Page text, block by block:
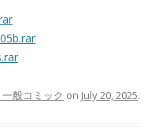
般コミック on July 20, 2025.